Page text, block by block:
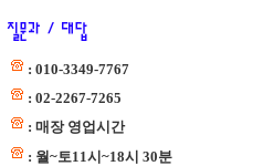
: 010-3349-7767
: 02-2267-7265
: 매장 영업시간
: 월~토11시~18시 30분